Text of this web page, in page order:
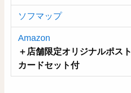
ソフマップ
Amazon
＋店舗限定オリジナルポスト
カードセット付